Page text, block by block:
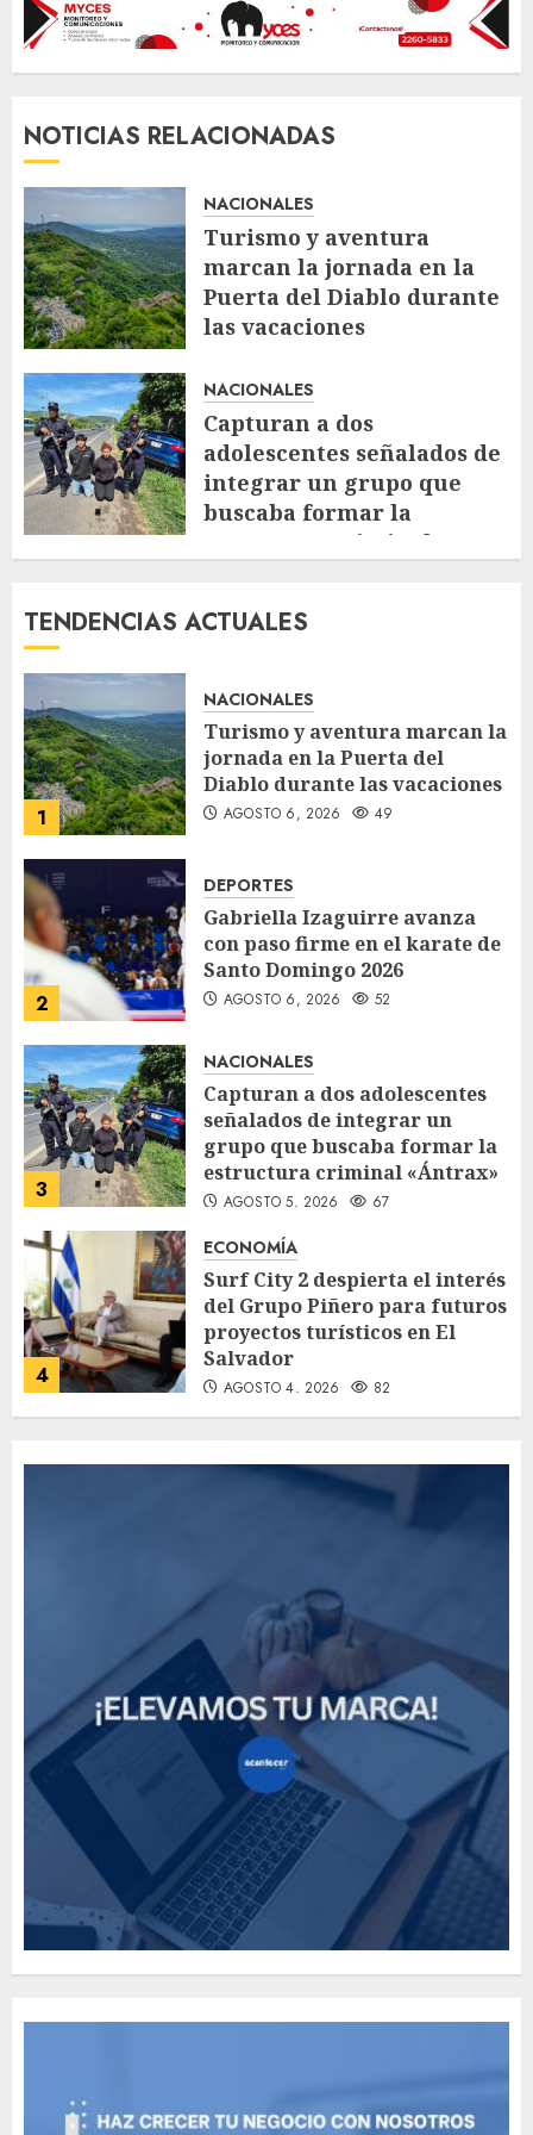
NOTICIAS RELACIONADAS
NACIONALES
Turismo y aventura
marcan la jornada en la
Puerta del Diablo durante
las vacaciones
NACIONALES
Capturan a dos
adolescentes señalados de
integrar un grupo que
buscaba formar la
estructura criminal
TENDENCIAS ACTUALES
1
NACIONALES
Turismo y aventura marcan la
jornada en la Puerta del
Diablo durante las vacaciones
AGOSTO 6, 2026 49
2
DEPORTES
Gabriella Izaguirre avanza
con paso firme en el karate de
Santo Domingo 2026
AGOSTO 6, 2026 52
3
NACIONALES
Capturan a dos adolescentes
señalados de integrar un
grupo que buscaba formar la
estructura criminal «Ántrax»
AGOSTO 5, 2026 67
4
ECONOMÍA
Surf City 2 despierta el interés
del Grupo Piñero para futuros
proyectos turísticos en El
Salvador
AGOSTO 4, 2026 82
Need to Know About the
Classic Cars in a Retro